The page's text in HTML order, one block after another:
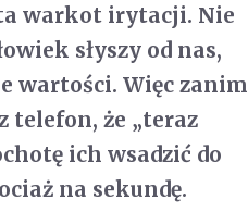
warkot irytacji. Nie
słyszy od nas,
wartości. Więc zanim
telefon, że „teraz
ich wsadzić do
na sekundę.